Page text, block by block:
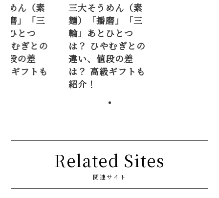
うめん（素
播磨」「三
とひとつ
ひやむぎとの
値段の差
高級ギフトも
三大そうめん（素
麺）「播磨」「三
輪」あとひとつ
は？ ひやむぎとの
違い、値段の差
は？ 高級ギフトも
紹介！
Related Sites
関連サイト